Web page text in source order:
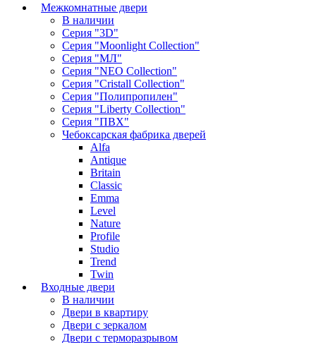
Межкомнатные двери
В наличии
Серия "3D"
Серия "Moonlight Collection"
Серия "МЛ"
Серия "NEO Collection"
Серия "Cristall Collection"
Серия "Полипропилен"
Серия "Liberty Collection"
Серия "ПВХ"
Чебоксарская фабрика дверей
Alfa
Antique
Britain
Classic
Emma
Level
Nature
Profile
Studio
Trend
Twin
Входные двери
В наличии
Двери в квартиру
Двери с зеркалом
Двери с терморазрывом